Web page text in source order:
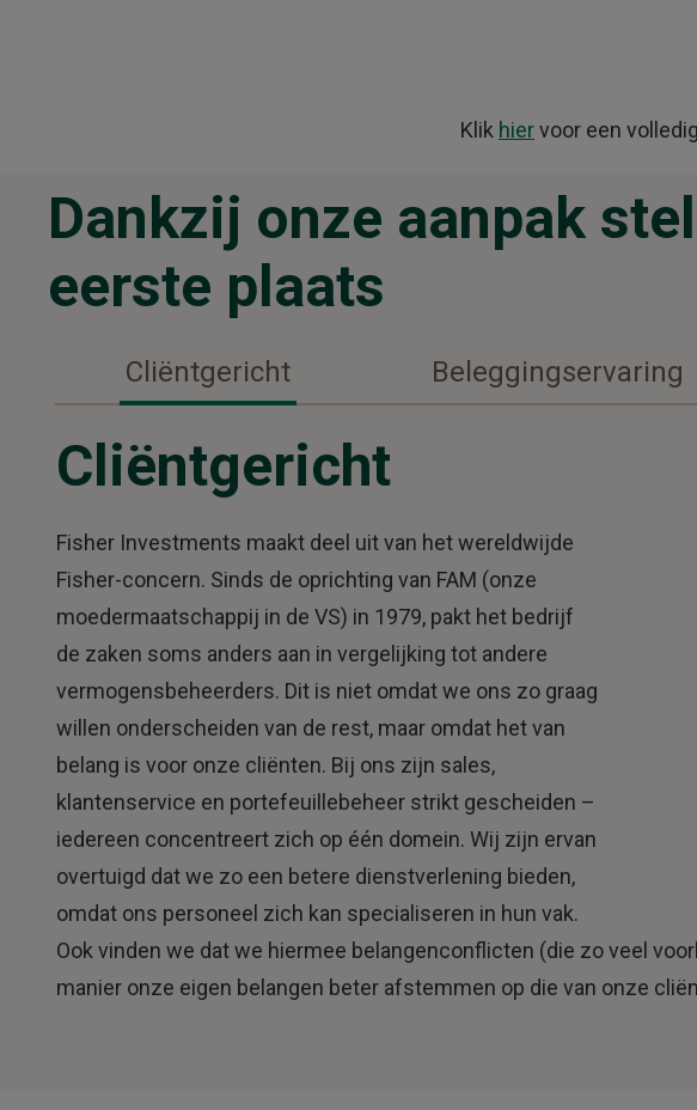
Klik hiervoor een
Dankzij onze aanpak
eerste plaats
Cliëntgericht Beleggingservaring
Cliëntgericht
Fisher Investments maakt deel uit van het wereldwijde
Fisher-concern. Sinds de oprichting van FAM (onze
moedermaatschappij in de VS) in 1979, pakt het bedrijf
de zaken soms anders aan in vergelijking tot andere
vermogensbeheerders. Dit is niet omdat we ons zo graag
willen onderscheiden van de rest, maar omdat het van
belang is voor onze cliënten. Bij ons zijn sales,
klantenservice en portefeuillebeheer strikt gescheiden –
iedereen concentreert zich op één domein. Wij zijn ervan
overtuigd dat we zo een betere dienstverlening bieden,
omdat ons personeel zich kan specialiseren in hun vak.
Ook vinden we dat we hiermee belangenconflicten (die zo veel
manier onze eigen belangen beter afstemmen op die van onze